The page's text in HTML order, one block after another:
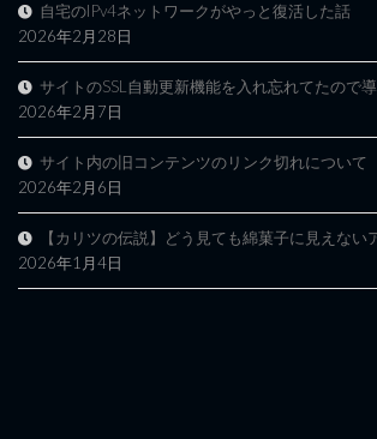
自宅のIPv4ネットワークがやっと復活した話
2026年2月28日
サイトのSSL自動更新機能を入れ忘れてたので
2026年2月7日
サイト内の旧コンテンツのリンク切れについて
2026年2月6日
【カリツの伝説】どう見ても綿菓子に見えない
2026年1月4日